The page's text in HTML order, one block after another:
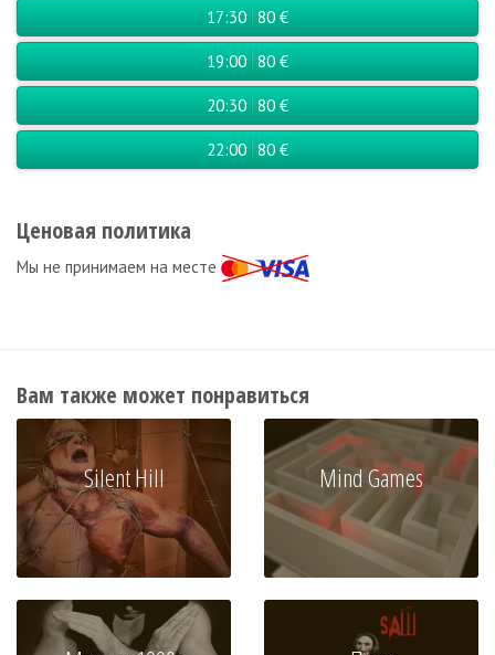
17:30 80 €
19:00 80 €
20:30 80 €
22:00 80 €
Ценовая политика
Мы не принимаем на месте
Вам также может понравиться
Silent Hill Mind Games